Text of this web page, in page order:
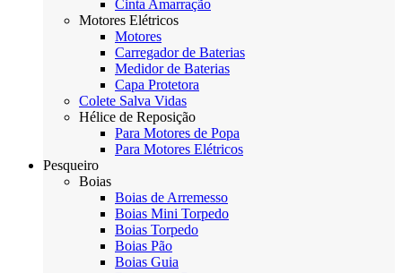
Cinta Amarração
Motores Elétricos
Motores
Carregador de Baterias
Medidor de Baterias
Capa Protetora
Colete Salva Vidas
Hélice de Reposição
Para Motores de Popa
Para Motores Elétricos
Pesqueiro
Boias
Boias de Arremesso
Boias Mini Torpedo
Boias Torpedo
Boias Pão
Boias Guia